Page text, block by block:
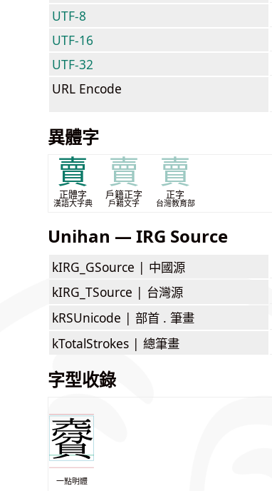
UTF-8
UTF-16
UTF-32
URL Encode
異體字
賣
正體字
漢語大字典
賣
戶籍正字
戶籍文字
賣
正字
台灣教育部
Unihan — IRG Source
kIRG_GSource | 中國源
kIRG_TSource | 台灣源
kRSUnicode | 部首 . 筆畫
kTotalStrokes | 總筆畫
字型收錄
一點明體